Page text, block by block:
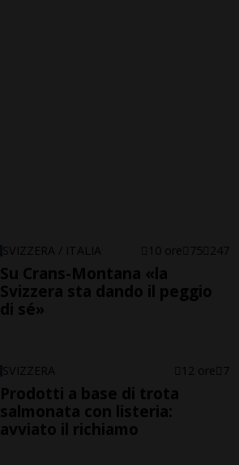
SVIZZERA / ITALIA 10 ore 75 247
Su Crans-Montana «la
Svizzera sta dando il peggio
di sé»
SVIZZERA 12 ore 7
Prodotti a base di trota
salmonata con listeria:
avviato il richiamo